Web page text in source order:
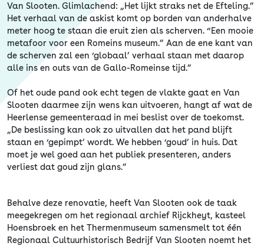
Van Slooten. Glimlachend: „Het lijkt straks net de Efteling.”
Het verhaal van de askist komt op borden van anderhalve
meter hoog te staan die eruit zien als scherven. “Een mooie
metafoor voor een Romeins museum.” Aan de ene kant van
de scherven zal een ‘globaal’ verhaal staan met daarop
alle ins en outs van de Gallo-Romeinse tijd.”
Of het oude pand ook echt tegen de vlakte gaat en Van
Slooten daarmee zijn wens kan uitvoeren, hangt af wat de
Heerlense gemeenteraad in mei beslist over de toekomst.
„De beslissing kan ook zo uitvallen dat het pand blijft
staan en ‘gepimpt’ wordt. We hebben ‘goud’ in huis. Dat
moet je wel goed aan het publiek presenteren, anders
verliest dat goud zijn glans.”
Behalve deze renovatie, heeft Van Slooten ook de taak
meegekregen om het regionaal archief Rijckheyt, kasteel
Hoensbroek en het Thermenmuseum samensmelt tot één
Regionaal Cultuurhistorisch Bedrijf Van Slooten noemt het